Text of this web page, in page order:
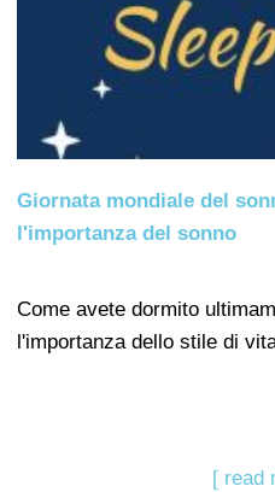
Giornata mondiale del
l'importanza del sonno
Come avete dormito
l'importanza dello stile di
[ read